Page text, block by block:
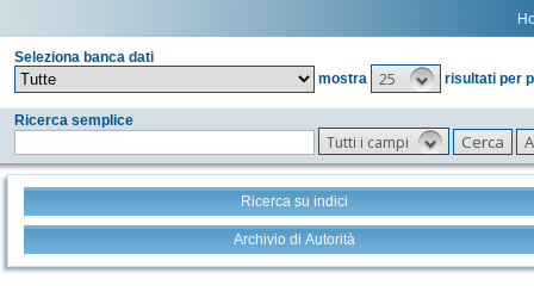
Seleziona banca dati
mostra
25 risultati per
Ricerca semplice
Tutti i campi
Ricerca su indici
Archivio di Autorità